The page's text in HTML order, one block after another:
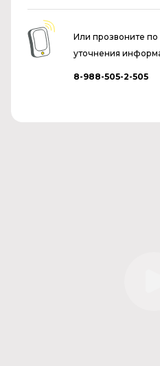
Или прозвоните
уточнения
8-988-505-2-505